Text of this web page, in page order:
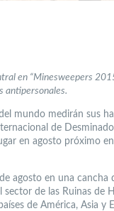
en “Minesweepers
antipersonales.
mundo medirán sus
de Desminado
en agosto próximo en
agosto en una cancha
de las Ruinas de
de América, Asia y